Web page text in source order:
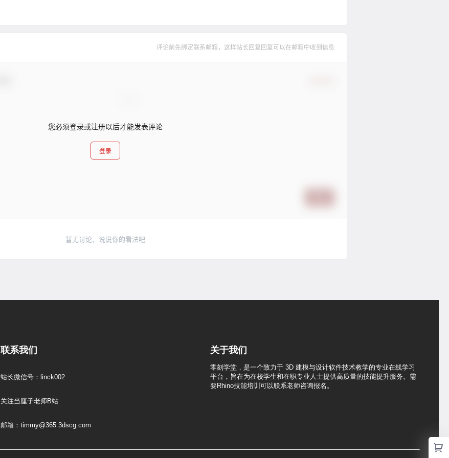
评论前先绑定联系邮箱，这样站长回复回复可以在邮箱中收到信息
您必须登录或注册以后才能发表评论
登录
暂无讨论，说说你的看法吧
联系我们
站长微信号：linck002
关注当厘子老师B站
邮箱：timmy@365.3dscg.com
关于我们
零刻学堂，是一个致力于 3D 建模与设计软件技术教学的专业在线学习
平台，旨在为在校学生和在职专业人士提供高质量的技能提升服务。需
要Rhino技能培训可以联系老师咨询报名。